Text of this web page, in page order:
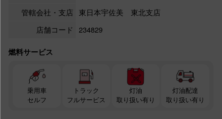
管轄会社・支店
東日本宇佐美 東北支店
店舗コード
234829
燃料サービス
乗用車
セルフ
トラック
フルサービス
灯油
取り扱い有り
灯油配達
取り扱い有り